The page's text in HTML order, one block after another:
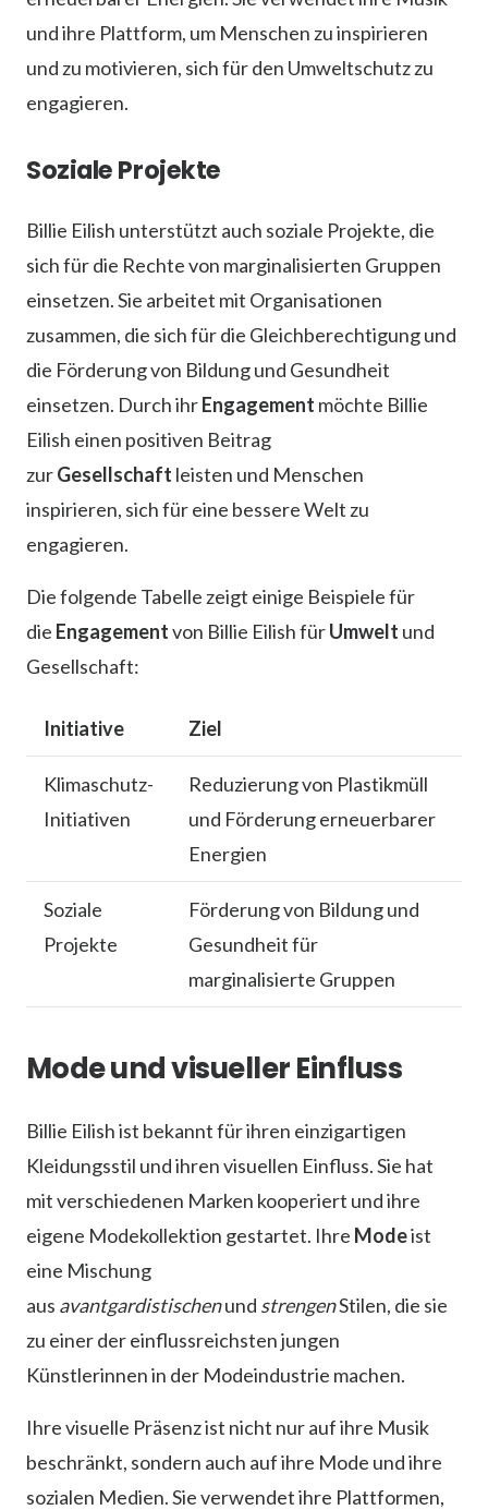
und ihre Plattform, um Menschen zu inspirieren
und zu motivieren, sich für den Umweltschutz zu
engagieren.
Soziale Projekte
Billie Eilish unterstützt auch soziale Projekte, die
sich für die Rechte von marginalisierten Gruppen
einsetzen. Sie arbeitet mit Organisationen
zusammen, die sich für die Gleichberechtigung und
die Förderung von Bildung und Gesundheit
einsetzen. Durch ihrEngagement möchte Billie
Eilish einen positiven Beitrag
zurGesellschaft leisten und Menschen
inspirieren, sich für eine bessere Welt zu
engagieren.
Die folgende Tabelle zeigt einige Beispiele für
die Engagementvon Billie Eilish fürUmwelt und
Gesellschaft:
Initiative Ziel
Klimaschutz-
Initiativen
Reduzierung von Plastikmüll
und Förderung erneuerbarer
Energien
Soziale
Projekte
Förderung von Bildung und
Gesundheit für
marginalisierte Gruppen
Mode und visueller Einfluss
Billie Eilish ist bekannt für ihren einzigartigen
Kleidungsstil und ihren visuellen Einfluss. Sie hat
mit verschiedenen Marken kooperiert und ihre
eigene Modekollektion gestartet. Ihre Modeist
eine Mischung
aus avantgardistischenund strengenStilen, die sie
zu einer der einflussreichsten jungen
Künstlerinnen in der Modeindustrie machen.
Ihre visuelle Präsenz ist nicht nur auf ihre Musik
beschränkt, sondern auch auf ihre Mode und ihre
sozialen Medien. Sie verwendet ihre Plattformen,